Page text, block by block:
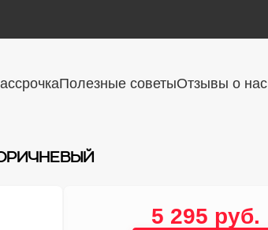
Полезные советыОтзывы о нас
5 295 руб.